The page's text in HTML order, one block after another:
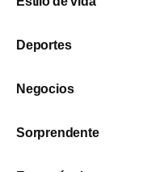
Deportes
Negocios
Sorprendente